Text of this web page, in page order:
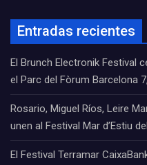
Entradas recientes
El Brunch Electronik Festival
el Parc del Fòrum Barcelona
Rosario, Miguel Ríos, Leire
unen al Festival Mar d’Estiu
El Festival Terramar